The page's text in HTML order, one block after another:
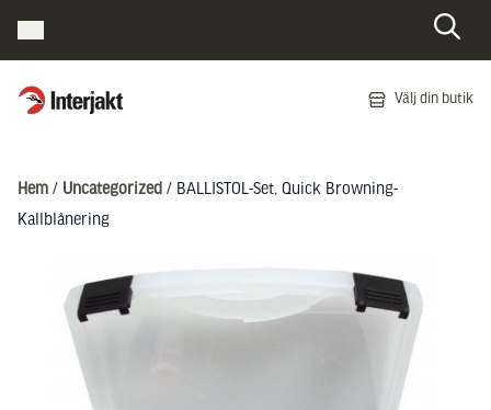
Interjakt SE Välj din butik
Hem / Uncategorized / BALLISTOL-Set, Quick Browning-
Kallblånering